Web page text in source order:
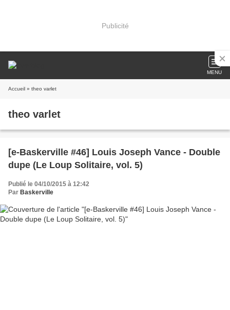
Publicité
MENU
Accueil » theo varlet
theo varlet
[e-Baskerville #46] Louis Joseph Vance - Double
dupe (Le Loup Solitaire, vol. 5)
Publié le 04/10/2015 à 12:42
Par Baskerville